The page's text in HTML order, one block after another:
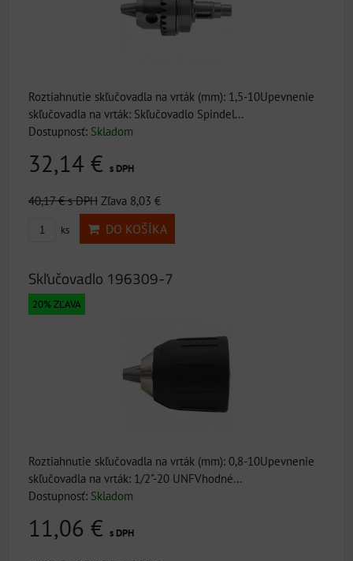
Roztiahnutie skľučovadla na vrták (mm): 1,5-10Upevnenie
skľučovadla na vrták: Skľučovadlo Spindel...
Dostupnosť: Skladom
32,14 € s DPH
40,17 €s DPH Zľava 8,03 €
ks DO KOŠÍKA
Skľučovadlo 196309-7
20% ZĽAVA
Roztiahnutie skľučovadla na vrták (mm): 0,8-10Upevnenie
skľučovadla na vrták: 1/2"-20 UNFVhodné...
Dostupnosť: Skladom
11,06 € s DPH